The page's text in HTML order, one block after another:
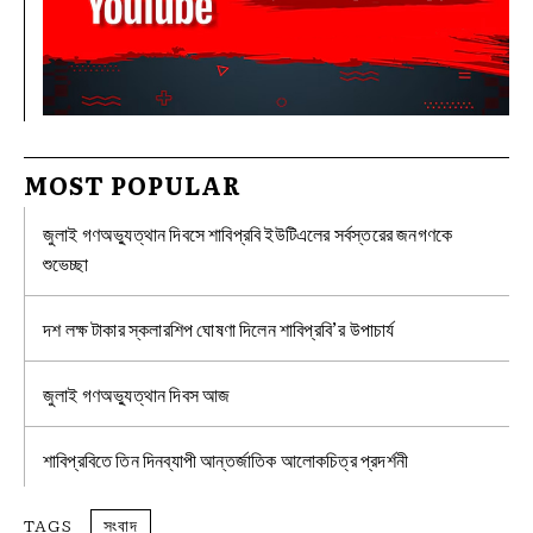
MOST POPULAR
জুলাই গণঅভ্যুত্থান দিবসে শাবিপ্রবি ইউটিএলের সর্বস্তরের জনগণকে
শুভেচ্ছা
দশ লক্ষ টাকার স্কলারশিপ ঘোষণা দিলেন শাবিপ্রবি’র উপাচার্য
জুলাই গণঅভ্যুত্থান দিবস আজ
শাবিপ্রবিতে তিন দিনব্যাপী আন্তর্জাতিক আলোকচিত্র প্রদর্শনী
TAGS সংবাদ